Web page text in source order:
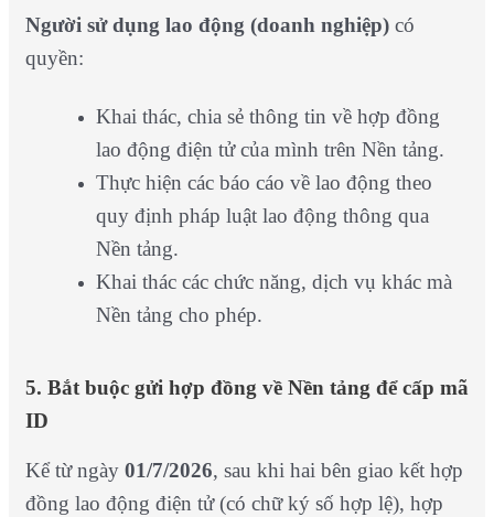
Người sử dụng lao động (doanh nghiệp)có
quyền:
Khai thác, chia sẻ thông tin về hợp đồng
lao động điện tử của mình trên Nền tảng.
Thực hiện các báo cáo về lao động theo
quy định pháp luật lao động thông qua
Nền tảng.
Khai thác các chức năng, dịch vụ khác mà
Nền tảng cho phép.
5. Bắt buộc gửi hợp đồng về Nền tảng để cấp mã
ID
Kể từ ngày 01/7/2026, sau khi hai bên giao kết hợp
đồng lao động điện tử (có chữ ký số hợp lệ), hợp